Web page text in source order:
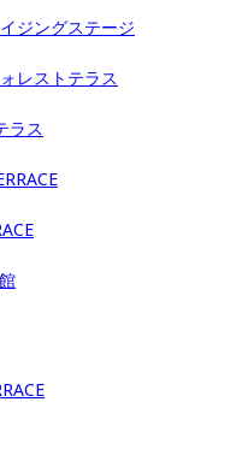
ジングステージ
レストテラス
ラス